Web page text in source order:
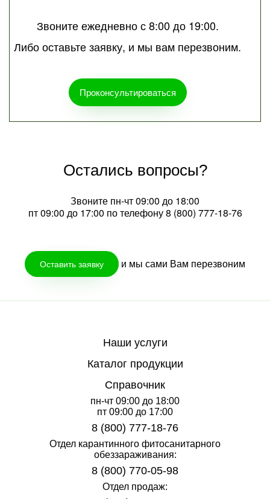
Звоните ежедневно с 8:00 до 19:00.
Либо оставьте заявку, и мы вам перезвоним.
Проконсультироваться
Остались вопросы?
Звоните пн-чт 09:00 до 18:00
пт 09:00 до 17:00 по телефону8 (800) 777-18-76
Оставить заявку и мы сами Вам перезвоним
Наши услуги
Каталог продукции
Справочник
пн-чт 09:00 до 18:00
пт 09:00 до 17:00
8 (800) 777-18-76
Отдел карантинного фитосанитарного
обеззараживания:
8 (800) 770-05-98
Отдел продаж: